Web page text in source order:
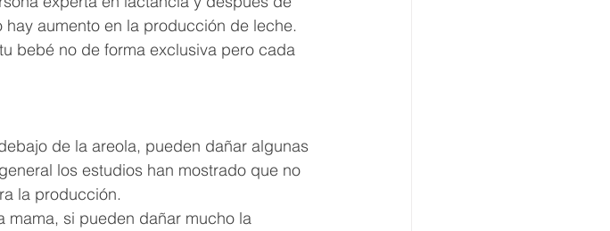
aumento en la producción de leche.
bebé no de forma exclusiva pero cada
de la areola, pueden dañar algunas
los estudios han mostrado que no
la producción.
si pueden dañar mucho la